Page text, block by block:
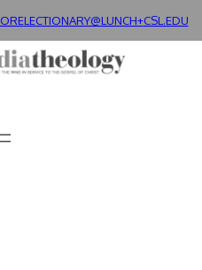
LECTIONARY@LUNCH+CSL.EDU